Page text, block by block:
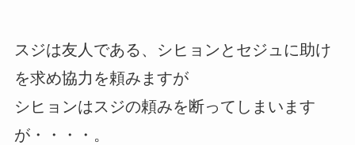
スジは友人である、シヒョンとセジュに助け
を求め協力を頼みますが
シヒョンはスジの頼みを断ってしまいます
が・・・・。